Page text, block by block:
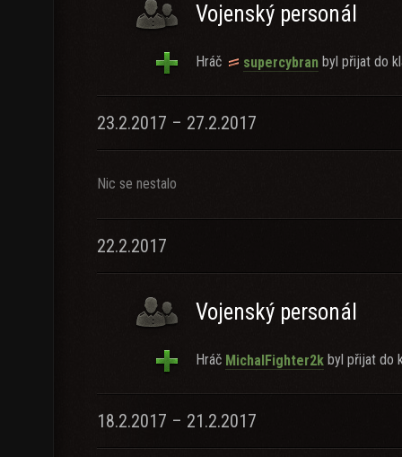
Vojenský personál
Hráč supercybran byl přijat do
23.2.2017 – 27.2.2017
Nic se nestalo
22.2.2017
Vojenský personál
Hráč MichalFighter2k byl přijat do
18.2.2017 – 21.2.2017